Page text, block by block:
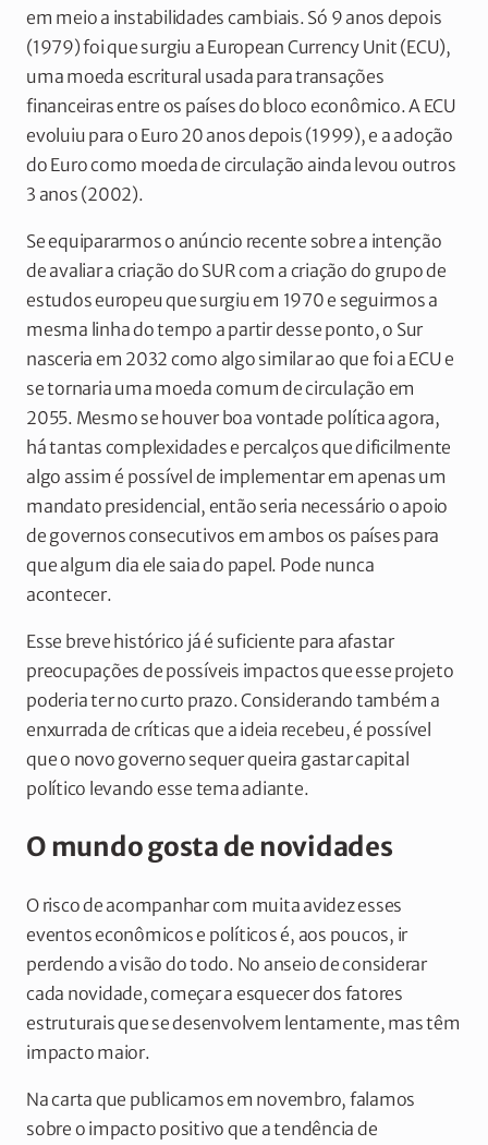
em meio a instabilidades cambiais. Só 9 anos depois
(1979) foi que surgiu a European Currency Unit (ECU),
uma moeda escritural usada para transações
financeiras entre os países do bloco econômico. A ECU
evoluiu para o Euro 20 anos depois (1999), e a adoção
do Euro como moeda de circulação ainda levou outros
3 anos (2002).
Se equipararmos o anúncio recente sobre a intenção
de avaliar a criação do SUR com a criação do grupo de
estudos europeu que surgiu em 1970 e seguirmos a
mesma linha do tempo a partir desse ponto, o Sur
nasceria em 2032 como algo similar ao que foi a ECU e
se tornaria uma moeda comum de circulação em
2055. Mesmo se houver boa vontade política agora,
há tantas complexidades e percalços que dificilmente
algo assim é possível de implementar em apenas um
mandato presidencial, então seria necessário o apoio
de governos consecutivos em ambos os países para
que algum dia ele saia do papel. Pode nunca
acontecer.
Esse breve histórico já é suficiente para afastar
preocupações de possíveis impactos que esse projeto
poderia ter no curto prazo. Considerando também a
enxurrada de críticas que a ideia recebeu, é possível
que o novo governo sequer queira gastar capital
político levando esse tema adiante.
O mundo gosta de novidades
O risco de acompanhar com muita avidez esses
eventos econômicos e políticos é, aos poucos, ir
perdendo a visão do todo. No anseio de considerar
cada novidade, começar a esquecer dos fatores
estruturais que se desenvolvem lentamente, mas têm
impacto maior.
Na carta que publicamos em novembro, falamos
sobre o impacto positivo que a tendência de